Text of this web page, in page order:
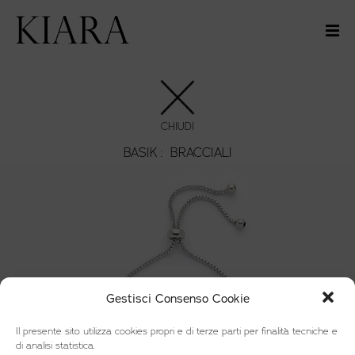
Gestisci Consenso Cookie
Il presente sito utilizza cookies propri e di terze parti per finalità tecniche e
di analisi statistica.
CHIUDI
BASIK : BRACCIALI